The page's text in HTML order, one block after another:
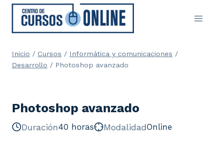
Saltar
contenido
Inicio / Cursos / Informática y comunicaciones /
Desarrollo / Photoshop avanzado
Photoshop avanzado
Duración40 horas ModalidadOnline